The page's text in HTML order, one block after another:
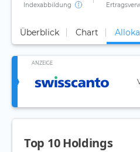
Indexabbildung
Überblick Chart
ANZEIGE
Top 10 Holdings